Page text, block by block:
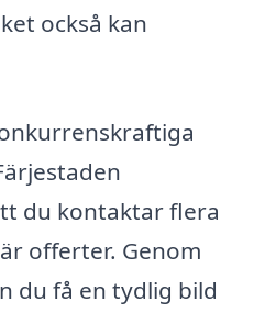
också kan
du kontaktar flera
offerter. Genom
du få en tydlig bild